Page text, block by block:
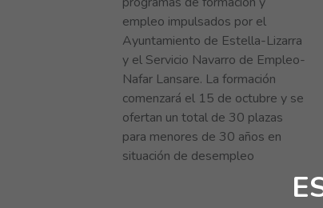
empleo impulsados por el
Ayuntamiento de Estella-Lizarra
y el Servicio Navarro de Empleo-
Nafar Lansare. La formación
comenzará el 15 de octubre y se
ofertan un total de 30 plazas
para menores de 30 años en
situación de desempleo